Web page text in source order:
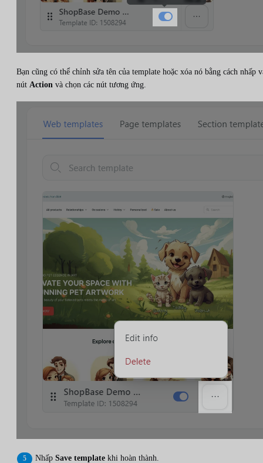
Bạn cũng có thể chỉnh sửa tên của template hoặc xóa nó bằng cách nhấp
nút Action và chọn các nút tương ứng.
Nhấp Save template khi hoàn thành.